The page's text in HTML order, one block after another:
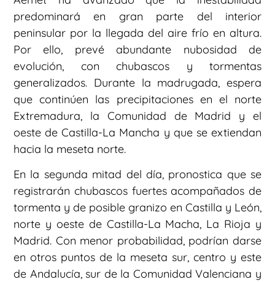
predominará en gran parte del interior
peninsular por la llegada del aire frío en altura.
Por ello, prevé abundante nubosidad de
evolución, con chubascos y tormentas
generalizados. Durante la madrugada, espera
que continúen las precipitaciones en el norte
Extremadura, la Comunidad de Madrid y el
oeste de Castilla-La Mancha y que se extiendan
hacia la meseta norte.
En la segunda mitad del día, pronostica que se
registrarán chubascos fuertes acompañados de
tormenta y de posible granizo en Castilla y León,
norte y oeste de Castilla-La Macha, La Rioja y
Madrid. Con menor probabilidad, podrían darse
en otros puntos de la meseta sur, centro y este
de Andalucía, sur de la Comunidad Valenciana y